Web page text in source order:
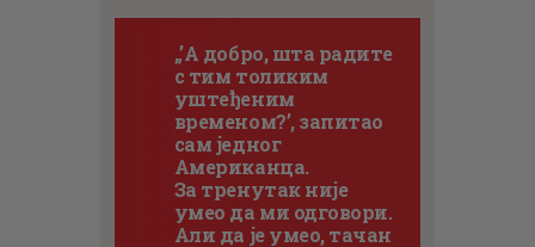
„’А добро, шта радите
с тим толиким
уштеђеним
временом?’, запитао
сам једног
Американца.
За тренутак није
умео да ми одговори.
Али да је умео, тачан